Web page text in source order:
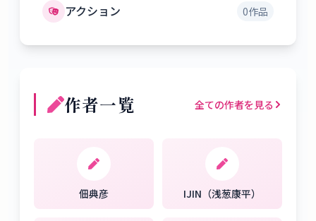
アクション 0作品
作者一覧 全ての作者を見る
佃典彦 IJIN（浅葱康平）